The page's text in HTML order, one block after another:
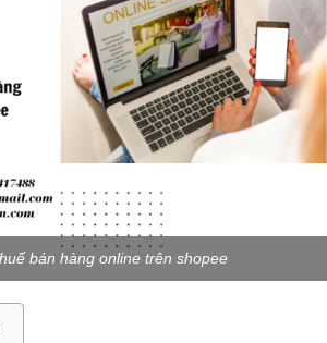
bán hàng online trên shopee